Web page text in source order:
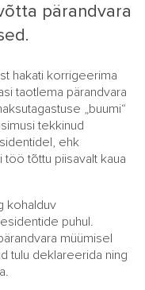
pärandvara
hakati korrigeerima
taotlema pärandvara
„buumi“
tekkinud
ehk
tõttu piisavalt kaua
kohalduv
puhul.
müümisel
tulu deklareerida ning